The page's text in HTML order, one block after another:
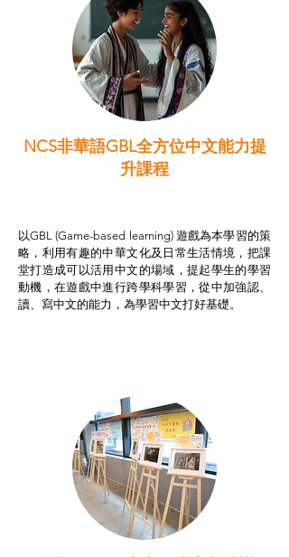
NCS非華語GBL全方位中文能力提
升課程
以GBL (Game-based learning) 遊戲為本學習的策
略，利用有趣的中華文化及日常生活情境，把課
堂打造成可以活用中文的場域，提起學生的學習
動機，在遊戲中進行跨學科學習，從中加強認、
讀、寫中文的能力，為學習中文打好基礎。